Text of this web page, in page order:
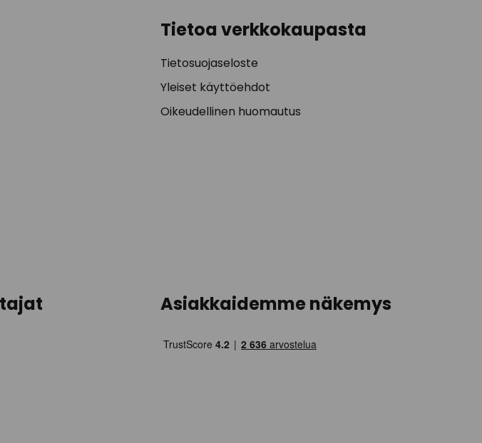
Tietoa verkkokaupasta
Tietosuojaseloste
Yleiset käyttöehdot
Oikeudellinen huomautus
Asiakkaidemme näkemys